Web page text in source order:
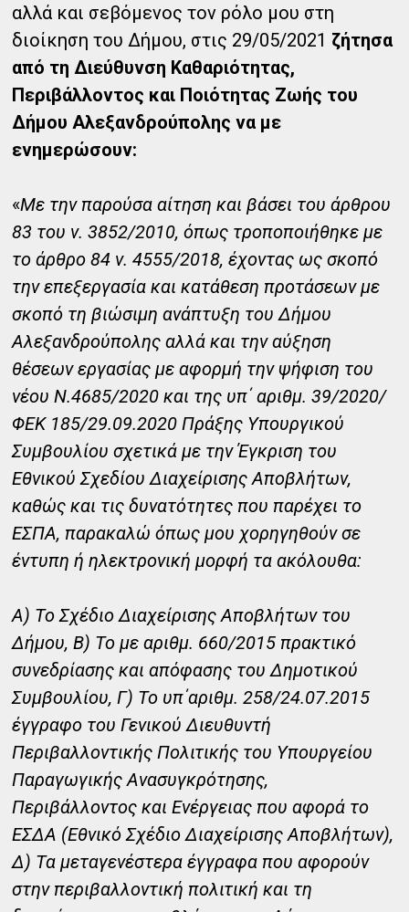
αλλά και σεβόμενος τον ρόλο μου στη
διοίκηση του Δήμου, στις 29/05/2021 ζήτησα
από τη Διεύθυνση Καθαριότητας,
Περιβάλλοντος και Ποιότητας Ζωής του
Δήμου Αλεξανδρούπολης να με
ενημερώσουν:
«Με την παρούσα αίτηση και βάσει του άρθρου
83 του ν. 3852/2010, όπως τροποποιήθηκε με
το άρθρο 84 ν. 4555/2018, έχοντας ως σκοπό
την επεξεργασία και κατάθεση προτάσεων με
σκοπό τη βιώσιμη ανάπτυξη του Δήμου
Αλεξανδρούπολης αλλά και την αύξηση
θέσεων εργασίας με αφορμή την ψήφιση του
νέου Ν.4685/2020 και της υπ΄ αριθμ. 39/2020/
ΦΕΚ 185/29.09.2020 Πράξης Υπουργικού
Συμβουλίου σχετικά με την Έγκριση του
Εθνικού Σχεδίου Διαχείρισης Αποβλήτων,
καθώς και τις δυνατότητες που παρέχει το
ΕΣΠΑ, παρακαλώ όπως μου χορηγηθούν σε
έντυπη ή ηλεκτρονική μορφή τα ακόλουθα:
Α) Το Σχέδιο Διαχείρισης Αποβλήτων του
Δήμου, Β) Το με αριθμ. 660/2015 πρακτικό
συνεδρίασης και απόφασης του Δημοτικού
Συμβουλίου, Γ) Το υπ΄αριθμ. 258/24.07.2015
έγγραφο του Γενικού Διευθυντή
Περιβαλλοντικής Πολιτικής του Υπουργείου
Παραγωγικής Ανασυγκρότησης,
Περιβάλλοντος και Ενέργειας που αφορά το
ΕΣΔΑ (Εθνικό Σχέδιο Διαχείρισης Αποβλήτων),
Δ) Τα μεταγενέστερα έγγραφα που αφορούν
στην περιβαλλοντική πολιτική και τη